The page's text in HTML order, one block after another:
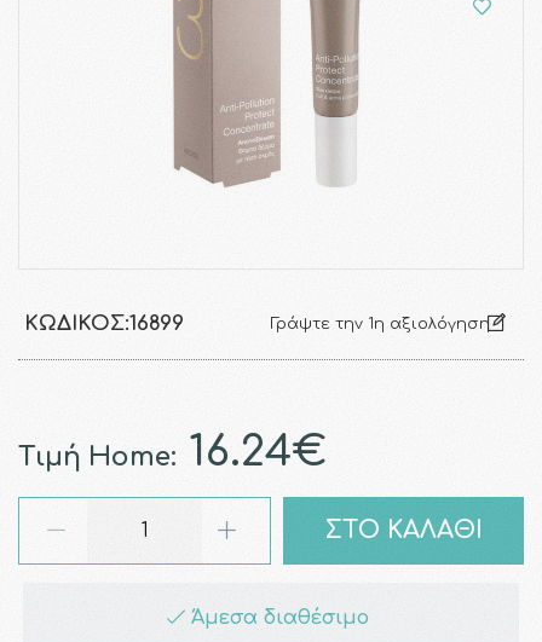
ΚΩΔΙΚΌΣ:16899 Γράψτε την 1η αξιολόγηση
Τιμή Home: 16.24€
ΣΤΟ ΚΑΛΑΘΙ
Άμεσα διαθέσιμο